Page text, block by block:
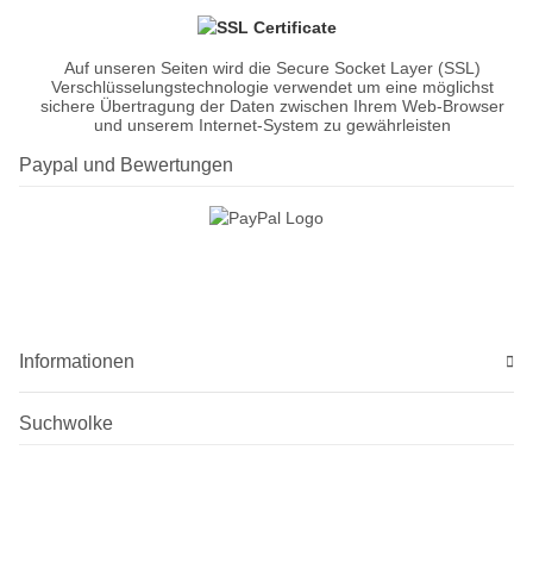
Auf unseren Seiten wird die Secure Socket Layer (SSL)
Verschlüsselungstechnologie verwendet um eine möglichst
sichere Übertragung der Daten zwischen Ihrem Web-Browser
und unserem Internet-System zu gewährleisten
Paypal und Bewertungen
Informationen
Suchwolke